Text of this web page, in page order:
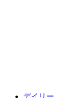
デイリー